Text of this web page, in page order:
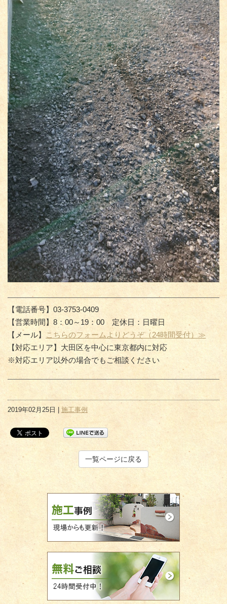
【電話番号】03-3753-0409
【営業時間】8：00～19：00 定休日：日曜日
【メール】
こちらのフォームよりどうぞ（24時間受付）≫
【対応エリア】大田区を中心に東京都内に対応
※対応エリア以外の場合でもご相談ください
2019年02月25日 | 施工事例
一覧ページに戻る